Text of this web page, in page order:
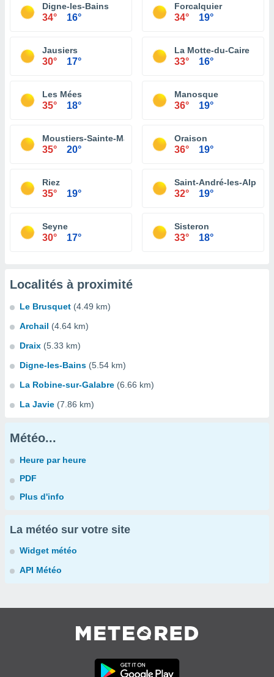
Digne-les-Bains
34° 16°
Forcalquier
34° 19°
Jausiers
30° 17°
La Motte-du-Caire
33° 16°
Les Mées
35° 18°
Manosque
36° 19°
Moustiers-Sainte-Marie
35° 20°
Oraison
36° 19°
Riez
35° 19°
Saint-André-les-Alpes
32° 19°
Seyne
30° 17°
Sisteron
33° 18°
Localités à proximité
Le Brusquet (4.49 km)
Archail (4.64 km)
Draix (5.33 km)
Digne-les-Bains (5.54 km)
La Robine-sur-Galabre (6.66 km)
La Javie (7.86 km)
Météo...
Heure par heure
PDF
Plus d'info
La météo sur votre site
Widget météo
API Météo